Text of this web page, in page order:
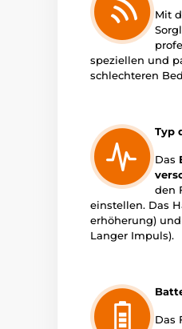
Mit
speziellen und
schlechteren
Typ
Das
den
einstellen. Das
erhöherung)
Langer Impuls).
Das